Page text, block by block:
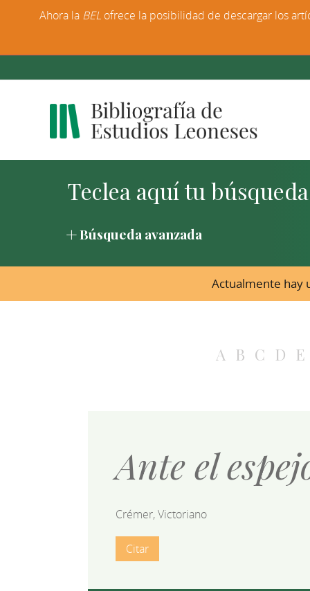
Búsqueda avanzada
Actualmente hay
A B C D E
Ante el
Crémer, Victoriano
Citar
Ahora la BEL ofrece la posibilidad de descargar los